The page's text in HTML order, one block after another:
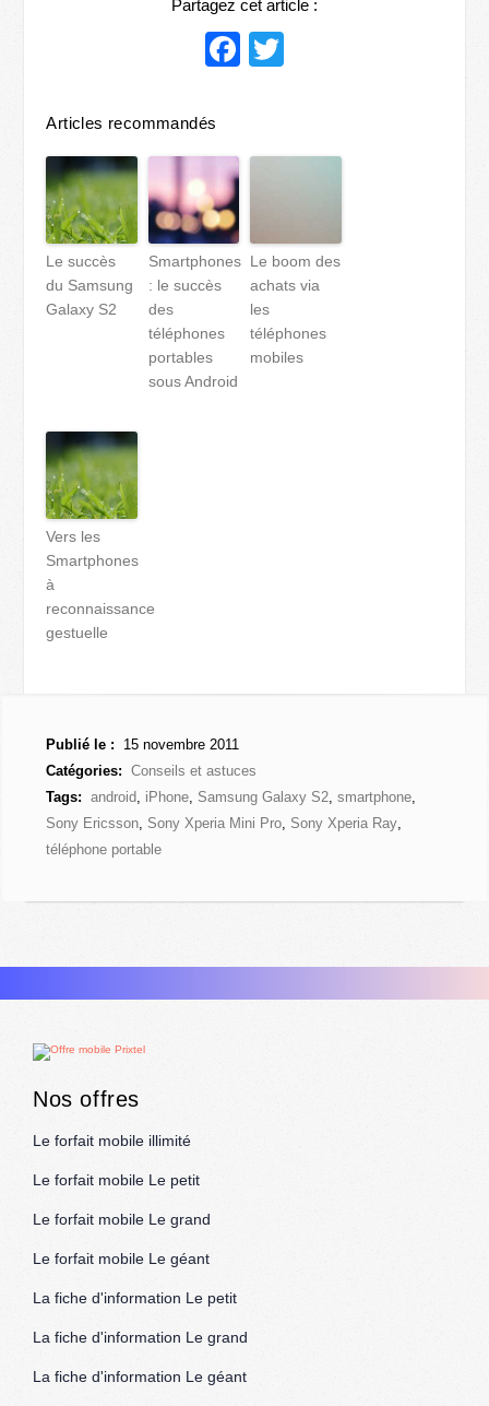
Partagez cet article :
Facebook
Articles recommandés
Le succès
du Samsung
Galaxy S2
Smartphones
: le succès
des
téléphones
portables
sous Android
Le boom des
achats via
les
téléphones
mobiles
Vers les
Smartphones
à
reconnaissance
gestuelle
Publié le :
15 novembre 2011
Catégories:
Conseils et astuces
Tags:
android, iPhone, Samsung Galaxy S2,smartphone,
Sony Ericsson, Sony Xperia Mini Pro, Sony Xperia Ray,
téléphone portable
Nos offres
Le forfait mobile illimité
Le forfait mobile Le petit
Le forfait mobile Le grand
Le forfait mobile Le géant
La fiche d'information Le petit
La fiche d'information Le grand
La fiche d'information Le géant